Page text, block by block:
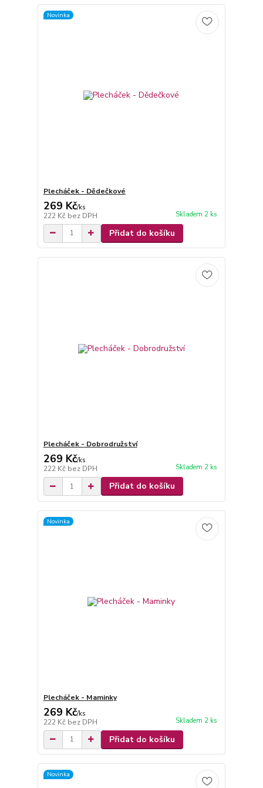
Novinka
Plecháček - Dědečkové
269 Kč/ks
222 Kč bez DPH Skladem 2 ks
Přidat do košíku
Plecháček - Dobrodružství
269 Kč/ks
222 Kč bez DPH Skladem 2 ks
Přidat do košíku
Novinka
Plecháček - Maminky
269 Kč/ks
222 Kč bez DPH Skladem 2 ks
Přidat do košíku
Novinka